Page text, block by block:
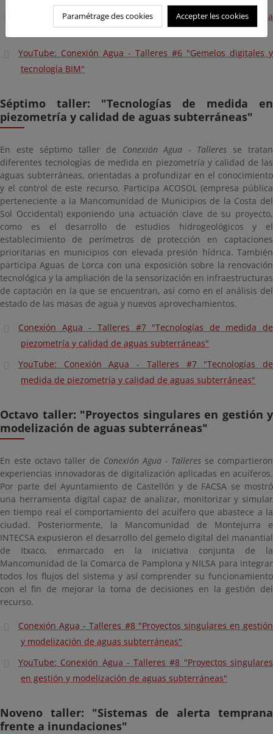
Conexión Agua - Talleres #6 "Gemelos digitales y tecnología
YouTube: Conexión Agua - Talleres #6 "Gemelos digitales y
tecnología BIM"
Séptimo taller: "Tecnologías de medida en
piezometría y calidad de aguas subterráneas"
En este séptimo taller de Conexión Agua - Talleres se tratan
diferentes tecnologías de medida en piezometría y calidad de las
aguas subterráneas, orientadas a profundizar en el conocimiento
y el control de este recurso. Participa ACOSOL (empresa pública
perteneciente a la Mancomunidad de Municipios de la Costa del
Sol Occidental) exponiendo una actuación clave de su proyecto,
como es el desarrollo de estudios hidrogeológicos y el
establecimiento de perímetros de protección en captaciones
prioritarias en municipios con elevada presión hídrica. También
participa Aguas de Lorca con una exposición sobre la renovación
tecnológica y la ampliación de la sensorización en infraestructuras
de captación en la que se encuentran, así como en el análisis del
estado de las masas de agua y nuevos aprovechamientos.
Conexión Agua - Talleres #7 "Tecnologías de medida de
piezometría y calidad de aguas subterráneas"
YouTube: Conexión Agua - Talleres #7 "Tecnologías de
medida de piezometría y calidad de aguas subterráneas"
Octavo taller: "Proyectos singulares en gestión y
modelización de aguas subterráneas"
En este octavo taller de Conexión Agua - Talleres se compartieron
experiencias innovadoras de digitalización aplicadas en acuíferos.
Por parte del Ayuntamiento de Castellón y de FACSA se mostró
una herramienta digital capaz de analizar, monitorizar y simular
en tiempo real el comportamiento del acuífero que abastece a la
ciudad. Posteriormente, la Mancomunidad de Montejurra e
INTECSA expusieron el desarrollo del gemelo digital del manantial
de Itxaco, enmarcado en la iniciativa conjunta de la
Mancomunidad de la Comarca de Pamplona y NILSA para integrar
todos los flujos del sistema y así comprender su funcionamiento
con el fin de mejorar la toma de decisiones en la gestión del
recurso.
Conexión Agua - Talleres #8 "Proyectos singulares en gestión
y modelización de aguas subterráneas"
YouTube: Conexión Agua - Talleres #8 "Proyectos singulares
en gestión y modelización de aguas subterráneas"
Noveno taller: "Sistemas de alerta temprana
frente a inundaciones"
Paramétrage des cookies Accepter les cookies